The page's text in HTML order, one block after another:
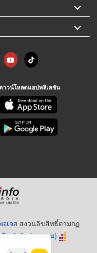
าวน์โหลดแอปพลิเคชัน
เจส สงวนลิขสิทธิ์ตามกฏ
ดีย จำกัด (มหาชน)